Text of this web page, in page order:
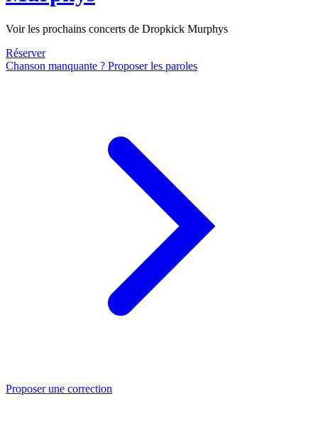
Voir les prochains concerts de Dropkick Murphys
Réserver
Chanson manquante ? Proposer les paroles
Proposer une correction